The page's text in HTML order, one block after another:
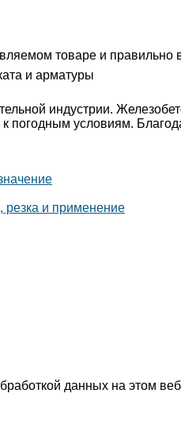
и арматуры
товаре и правильно
индустрии.
к погодным условиям.
резка и применение
данных на этом